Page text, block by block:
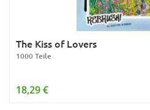
The Kiss of Lovers
1000 Teile
18,29 €